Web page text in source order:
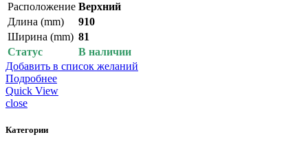
Расположение Верхний
Длина (mm)
910
Ширина (mm) 81
Cтатус
В наличии
Добавить в список желаний
Подробнее
Quick View
close
Категории